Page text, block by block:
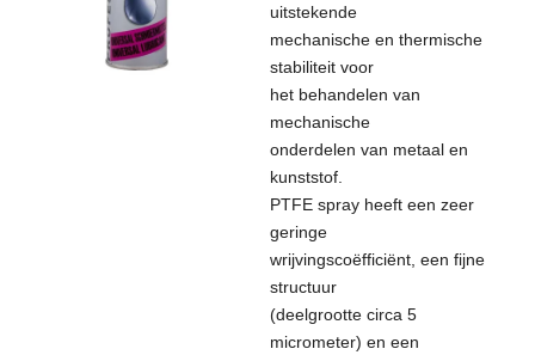
uitstekende
mechanische en thermische
stabiliteit voor
het behandelen van
mechanische
onderdelen van metaal en
kunststof.
PTFE spray heeft een zeer
geringe
wrijvingscoëfficiënt, een fijne
structuur
(deelgrootte circa 5
micrometer) en een